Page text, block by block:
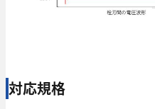
対応規格